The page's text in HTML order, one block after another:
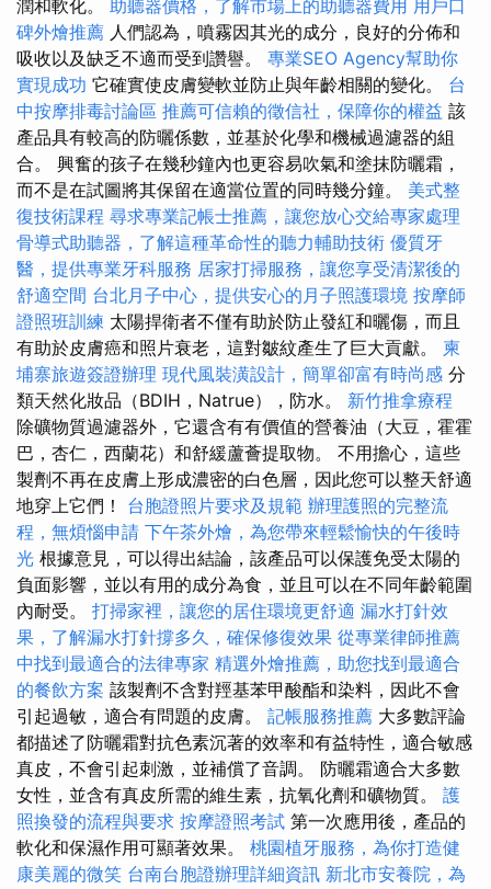
潤和軟化。 助聽器價格，了解市場上的助聽器費用 用戶口
碑外燴推薦 人們認為，噴霧因其光的成分，良好的分佈和
吸收以及缺乏不適而受到讚譽。 專業SEO Agency幫助你
實現成功 它確實使皮膚變軟並防止與年齡相關的變化。 台
中按摩排毒討論區 推薦可信賴的徵信社，保障你的權益 該
產品具有較高的防曬係數，並基於化學和機械過濾器的組
合。 興奮的孩子在幾秒鐘內也更容易吹氣和塗抹防曬霜，
而不是在試圖將其保留在適當位置的同時幾分鐘。 美式整
復技術課程 尋求專業記帳士推薦，讓您放心交給專家處理
骨導式助聽器，了解這種革命性的聽力輔助技術 優質牙
醫，提供專業牙科服務 居家打掃服務，讓您享受清潔後的
舒適空間 台北月子中心，提供安心的月子照護環境 按摩師
證照班訓練 太陽捍衛者不僅有助於防止發紅和曬傷，而且
有助於皮膚癌和照片衰老，這對皺紋產生了巨大貢獻。 柬
埔寨旅遊簽證辦理 現代風裝潢設計，簡單卻富有時尚感 分
類天然化妝品（BDIH，Natrue），防水。 新竹推拿療程
除礦物質過濾器外，它還含有有價值的營養油（大豆，霍霍
巴，杏仁，西蘭花）和舒緩蘆薈提取物。 不用擔心，這些
製劑不再在皮膚上形成濃密的白色層，因此您可以整天舒適
地穿上它們！ 台胞證照片要求及規範 辦理護照的完整流
程，無煩惱申請 下午茶外燴，為您帶來輕鬆愉快的午後時
光 根據意見，可以得出結論，該產品可以保護免受太陽的
負面影響，並以有用的成分為食，並且可以在不同年齡範圍
內耐受。 打掃家裡，讓您的居住環境更舒適 漏水打針效
果，了解漏水打針撐多久，確保修復效果 從專業律師推薦
中找到最適合的法律專家 精選外燴推薦，助您找到最適合
的餐飲方案 該製劑不含對羥基苯甲酸酯和染料，因此不會
引起過敏，適合有問題的皮膚。 記帳服務推薦 大多數評論
都描述了防曬霜對抗色素沉著的效率和有益特性，適合敏感
真皮，不會引起刺激，並補償了音調。 防曬霜適合大多數
女性，並含有真皮所需的維生素，抗氧化劑和礦物質。 護
照換發的流程與要求 按摩證照考試 第一次應用後，產品的
軟化和保濕作用可顯著效果。 桃園植牙服務，為你打造健
康美麗的微笑 台南台胞證辦理詳細資訊 新北市安養院，為